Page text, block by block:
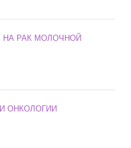
РАК МОЛОЧНОЙ
ОНКОЛОГИИ